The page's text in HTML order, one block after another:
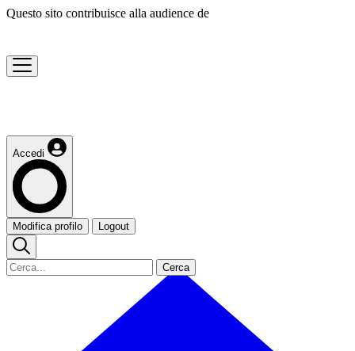
Questo sito contribuisce alla audience de
Accedi
Modifica profilo Logout
Cerca